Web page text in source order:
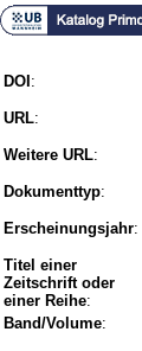
DOI :
URL:
Weitere URL:
Dokumenttyp:
Erscheinungsjahr:
Titel einer
Zeitschrift oder
einer Reihe:
Band/Volume: